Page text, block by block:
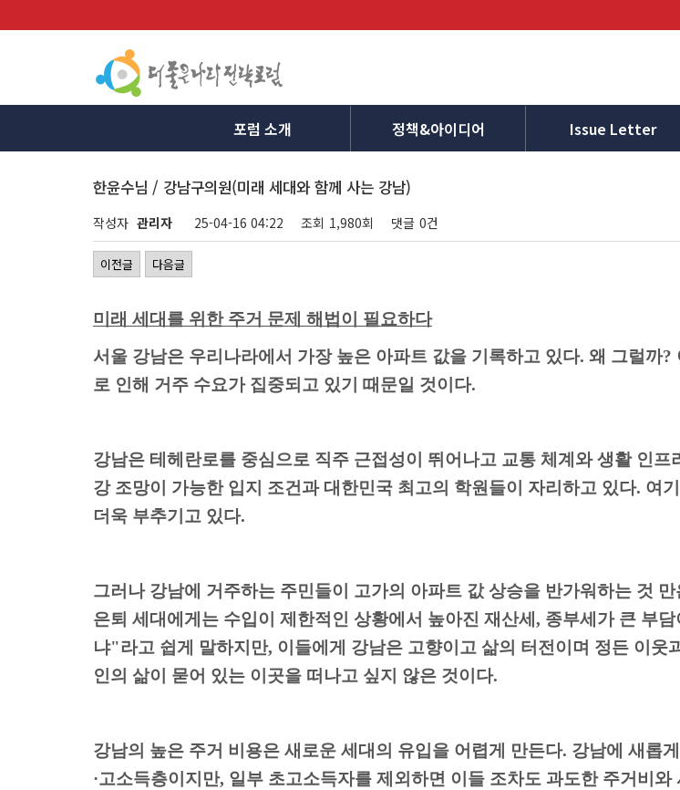
포럼 소개 정책&아이디어 Issue Letter
한윤수님 / 강남구의원(미래 세대와 함께 사는 강남)
작성자 관리자 25-04-16 04:22 조회 1,980회 댓글 0건
이전글 다음글
미래 세대를 위한 주거 문제 해법이 필요하다
서울 강남은 우리나라에서 가장 높은 아파트 값을 기록하고 있다. 왜 그럴까?
로 인해 거주 수요가 집중되고 있기 때문일 것이다.
강남은 테헤란로를 중심으로 직주 근접성이 뛰어나고 교통 체계와 생활 인프
강 조망이 가능한 입지 조건과 대한민국 최고의 학원들이 자리하고 있다. 여
더욱 부추기고 있다.
그러나 강남에 거주하는 주민들이 고가의 아파트 값 상승을 반가워하는 것
은퇴 세대에게는 수입이 제한적인 상황에서 높아진 재산세 , 종부세가 큰 부
냐"라고 쉽게 말하지만, 이들에게 강남은 고향이고 삶의 터전이며 정든 이
인의 삶이 묻어 있는 이곳을 떠나고 싶지 않은 것이다.
강남의 높은 주거 비용은 새로운 세대의 유입을 어렵게 만든다. 강남에 새롭
·고소득층이지만, 일부 초고소득자를 제외하면 이들 조차도 과도한 주거비